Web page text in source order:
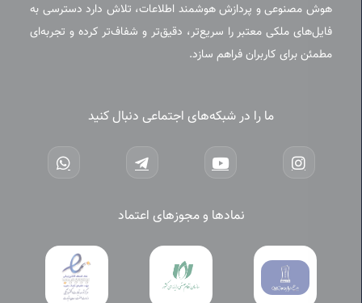
هوش مصنوعی و پردازش هوشمند اطلاعات، تلاش دارد دسترسی به
فایل‌های ملکی معتبر را سریع‌تر، دقیق‌تر و شفاف‌تر کرده و تجربه‌ای
مطمئن برای کاربران فراهم سازد.
ما را در شبکه‌های اجتماعی دنبال کنید
نمادها و مجوزهای اعتماد